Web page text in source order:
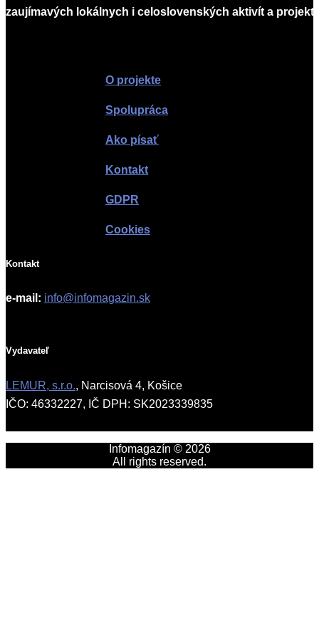
zaujímavých lokálnych i celoslovenských aktivít a
O projekte
Spolupráca
Ako písať
Kontakt
GDPR
Cookies
Kontakt
e-mail: info@infomagazin.sk
Vydavateľ
LEMUR, s.r.o., Narcisová 4, Košice
IČO: 46332227, IČ DPH: SK2023339835
Infomagazín © 2026
All rights reserved.